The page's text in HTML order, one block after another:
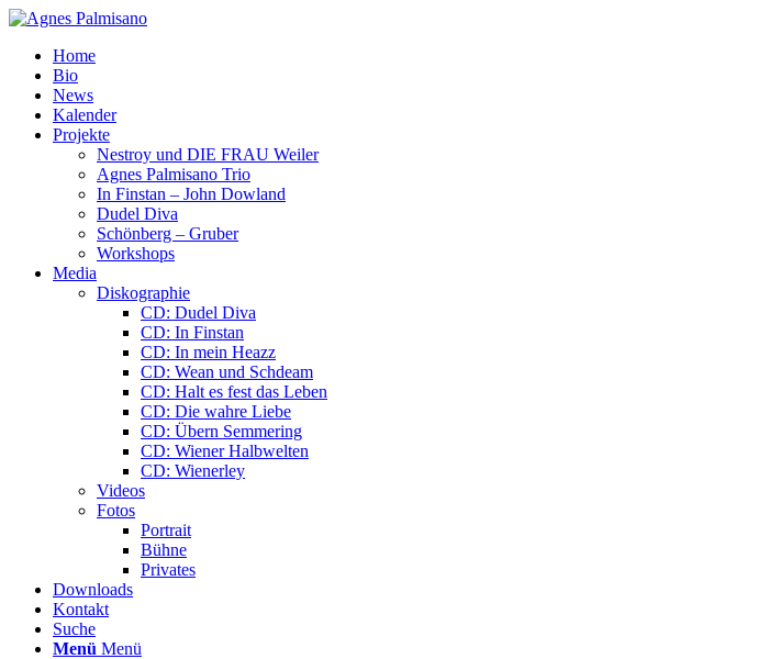
Home
Bio
News
Kalender
Projekte
Nestroy und DIE FRAU Weiler
Agnes Palmisano Trio
In Finstan – John Dowland
Dudel Diva
Schönberg – Gruber
Workshops
Media
Diskographie
CD: Dudel Diva
CD: In Finstan
CD: In mein Heazz
CD: Wean und Schdeam
CD: Halt es fest das Leben
CD: Die wahre Liebe
CD: Übern Semmering
CD: Wiener Halbwelten
CD: Wienerley
Videos
Fotos
Portrait
Bühne
Privates
Downloads
Kontakt
Suche
Menü Menü